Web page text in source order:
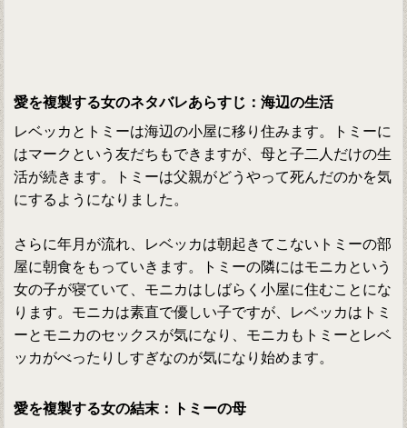
愛を複製する女のネタバレあらすじ：海辺の生活
レベッカとトミーは海辺の小屋に移り住みます。トミーに
はマークという友だちもできますが、母と子二人だけの生
活が続きます。トミーは父親がどうやって死んだのかを気
にするようになりました。
さらに年月が流れ、レベッカは朝起きてこないトミーの部
屋に朝食をもっていきます。トミーの隣にはモニカという
女の子が寝ていて、モニカはしばらく小屋に住むことにな
ります。モニカは素直で優しい子ですが、レベッカはトミ
ーとモニカのセックスが気になり、モニカもトミーとレベ
ッカがべったりしすぎなのが気になり始めます。
愛を複製する女の結末：トミーの母